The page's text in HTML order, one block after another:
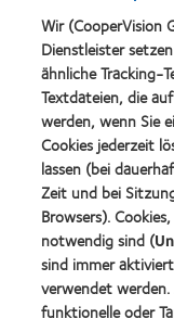
Top-
Arbeitgeber
Learn
more
about
VDCO
Young
Förderer
Learn
more
about
2019
BCLA
Industry
Wir (CooperVision
Dienstleister
ähnliche Tracking-
Textdateien, die
werden, wenn Sie
Cookies jederzeit
lassen (bei
Zeit und bei
Browsers).
notwendig sind (
sind immer
verwendet
funktionelle oder